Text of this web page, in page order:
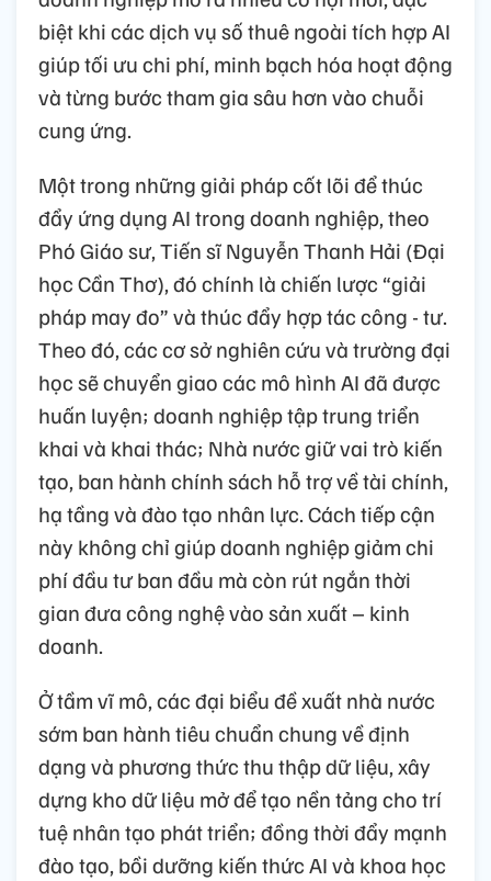
biệt khi các dịch vụ số thuê ngoài tích hợp AI
giúp tối ưu chi phí, minh bạch hóa hoạt động
và từng bước tham gia sâu hơn vào chuỗi
cung ứng.
Một trong những giải pháp cốt lõi để thúc
đẩy ứng dụng AI trong doanh nghiệp, theo
Phó Giáo sư, Tiến sĩ Nguyễn Thanh Hải (Đại
học Cần Thơ), đó chính là chiến lược “giải
pháp may đo” và thúc đẩy hợp tác công - tư.
Theo đó, các cơ sở nghiên cứu và trường đại
học sẽ chuyển giao các mô hình AI đã được
huấn luyện; doanh nghiệp tập trung triển
khai và khai thác; Nhà nước giữ vai trò kiến
tạo, ban hành chính sách hỗ trợ về tài chính,
hạ tầng và đào tạo nhân lực. Cách tiếp cận
này không chỉ giúp doanh nghiệp giảm chi
phí đầu tư ban đầu mà còn rút ngắn thời
gian đưa công nghệ vào sản xuất – kinh
doanh.
Ở tầm vĩ mô, các đại biểu đề xuất nhà nước
sớm ban hành tiêu chuẩn chung về định
dạng và phương thức thu thập dữ liệu, xây
dựng kho dữ liệu mở để tạo nền tảng cho trí
tuệ nhân tạo phát triển; đồng thời đẩy mạnh
đào tạo, bồi dưỡng kiến thức AI và khoa học